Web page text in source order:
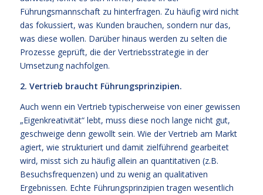
Führungsmannschaft zu hinterfragen. Zu häufig wird nicht
das fokussiert, was Kunden brauchen, sondern nur das,
was diese wollen. Darüber hinaus werden zu selten die
Prozesse geprüft, die der Vertriebsstrategie in der
Umsetzung nachfolgen.
2. Vertrieb braucht Führungsprinzipien.
Auch wenn ein Vertrieb typischerweise von einer gewissen
„Eigenkreativität“ lebt, muss diese noch lange nicht gut,
geschweige denn gewollt sein. Wie der Vertrieb am Markt
agiert, wie strukturiert und damit zielführend gearbeitet
wird, misst sich zu häufig allein an quantitativen (z.B.
Besuchsfrequenzen) und zu wenig an qualitativen
Ergebnissen. Echte Führungsprinzipien tragen wesentlich